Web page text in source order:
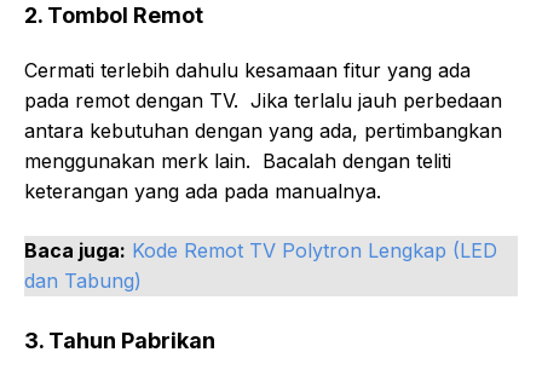
2. Tombol Remot
Cermati terlebih dahulu kesamaan fitur yang ada
pada remot dengan TV. Jika terlalu jauh perbedaan
antara kebutuhan dengan yang ada, pertimbangkan
menggunakan merk lain. Bacalah dengan teliti
keterangan yang ada pada manualnya.
Baca juga: Kode Remot TV Polytron Lengkap (LED
dan Tabung)
3. Tahun Pabrikan